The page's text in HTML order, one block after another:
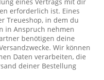
erforderlich ist. Eines
Treueshop, in dem du
in Anspruch nehmen
benötigen deine
Wir können
Daten verarbeiten, die
deiner Bestellung